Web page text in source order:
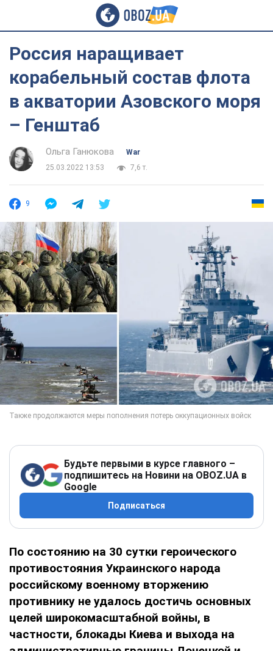
Россия наращивает
корабельный состав флота
в акватории Азовского моря
– Генштаб
Ольга Ганюкова
War
25.03.2022 13:53
7,6 т.
9
Будьте первыми в курсе главного –
подпишитесь на Новини на OBOZ.UA в
Google
Подписаться
По состоянию на 30 сутки героического
противостояния Украинского народа
российскому военному вторжению
противнику не удалось достичь основных
целей широкомасштабной войны, в
частности, блокады Киева и выхода на